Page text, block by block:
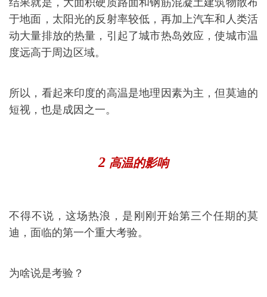
结果就是，大面积硬质路面和钢筋混凝土建筑物散布
于地面，太阳光的反射率较低，再加上汽车和人类活
动大量排放的热量，引起了城市热岛效应，使城市温
度远高于周边区域。
所以，看起来印度的高温是地理因素为主，但莫迪的
短视，也是成因之一。
2 高温的影响
不得不说，这场热浪，是刚刚开始第三个任期的莫
迪，面临的第一个重大考验。
为啥说是考验？